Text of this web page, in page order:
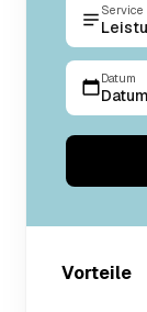
Service
Datum
Datum
Vorteile